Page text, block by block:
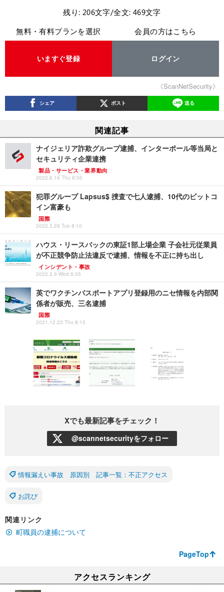
残り: 206文字/全文: 469文字
無料・有料プランを選択
いますぐ登録
会員の方はこちら
ログイン
《ScanNetSecurity》
シェア ポスト 送る
関連記事
ナイジェリア詐欺グループ逮捕、インターポール等当局と
セキュリティ企業連携
製品・サービス・業界動向
2022.6.16 Thu 8:00
犯罪グループ Lapsus$ 捜査で七人逮捕、10代のビットコ
イン富豪も
国際
2022.3.29 Tue 8:10
ハウス・リースバックの東証1部上場企業 子会社元従業員
が不正競争防止法違反で逮捕、情報を不正に持ち出し
インシデント・事故
2022.2.9 Wed 8:05
英でワクチンパスポートアプリ登録用のニセ情報を内部関
係者が販売、三名逮捕
国際
2021.12.23 Thu 8:15
Xでも最新記事をチェック！
@scannetsecurityをフォロー
情報漏えい事故 原因別 記事一覧：不正アクセス
お詫び
関連リンク
町職員の逮捕について
PageTop
アクセスランキング